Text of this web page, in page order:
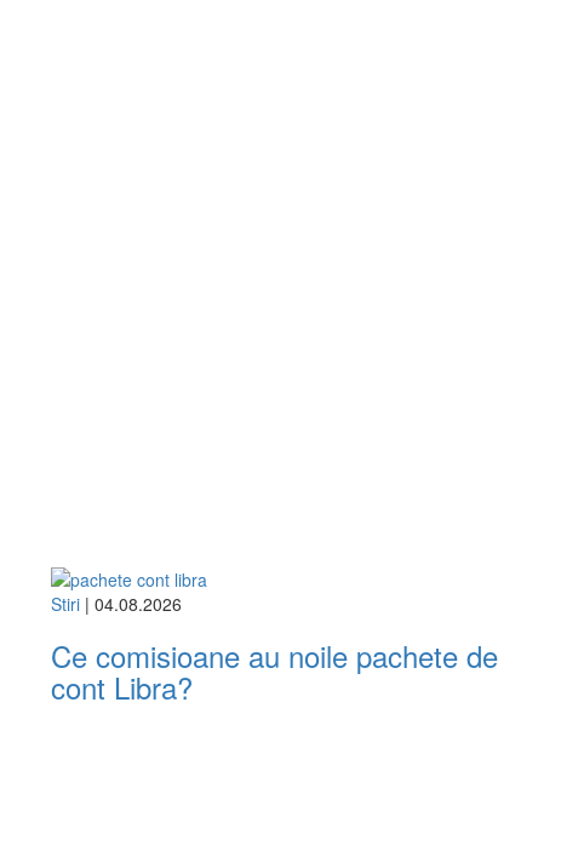
Stiri| 04.08.2026
Ce comisioane au noile pachete de
cont Libra?